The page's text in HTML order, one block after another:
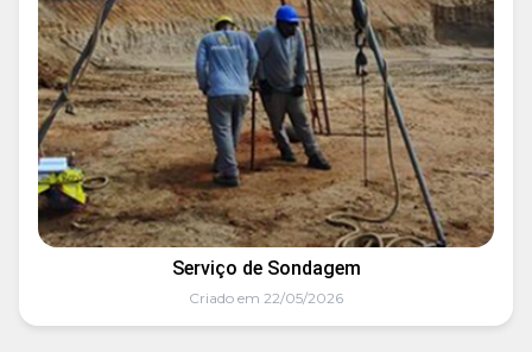
Serviço de Sondagem
Criado em 22/05/2026